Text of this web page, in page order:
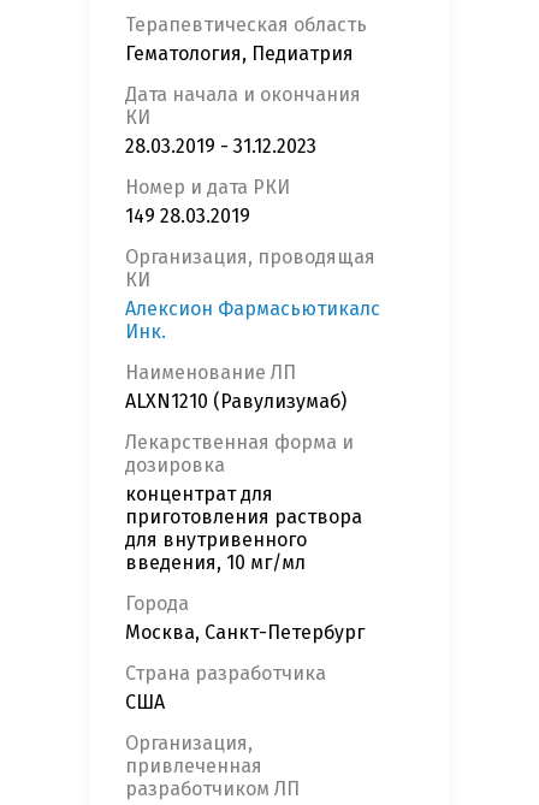
Терапевтическая область
Гематология, Педиатрия
Дата начала и окончания
КИ
28.03.2019 - 31.12.2023
Номер и дата РКИ
149 28.03.2019
Организация, проводящая
КИ
Алексион Фармасьютикалс
Инк.
Наименование ЛП
ALXN1210 (Равулизумаб)
Лекарственная форма и
дозировка
концентрат для
приготовления раствора
для внутривенного
введения, 10 мг/мл
Города
Москва, Санкт-Петербург
Страна разработчика
США
Организация,
привлеченная
разработчиком ЛП